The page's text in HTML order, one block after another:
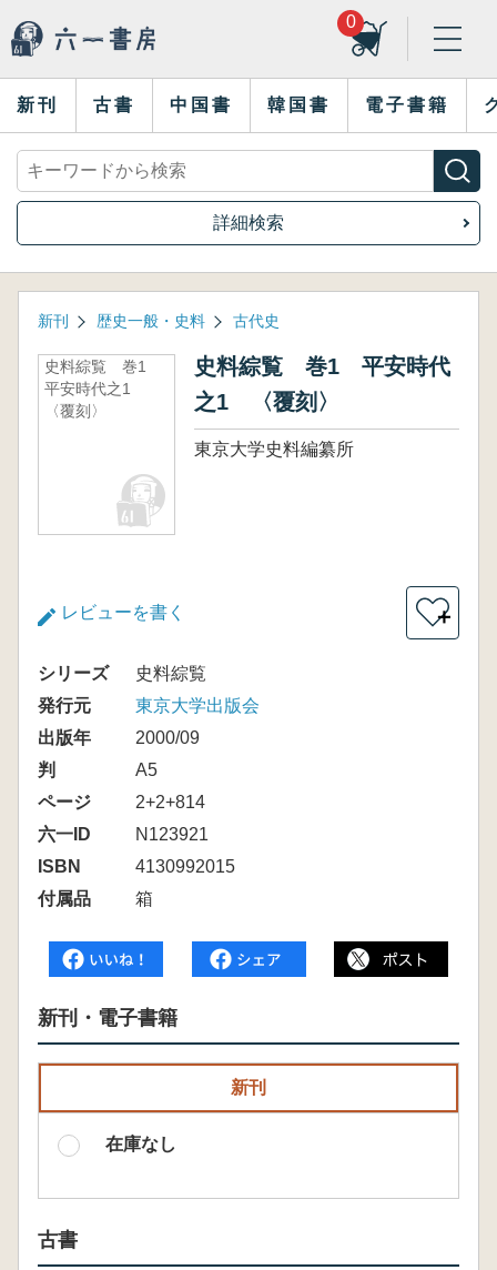
0
新刊 古書 中国書 韓国書 電子書籍
詳細検索
新刊 歴史一般・史料 古代史
史料綜覧 巻1
平安時代之1
〈覆刻〉
史料綜覧 巻1 平安時代
之1 〈覆刻〉
東京大学史料編纂所
レビューを書く ＋
シリーズ
史料綜覧
発行元
東京大学出版会
出版年
2000/09
判
A5
ページ
2+2+814
六一ID
N123921
ISBN
4130992015
付属品
箱
新刊・電子書籍
新刊
在庫なし
古書